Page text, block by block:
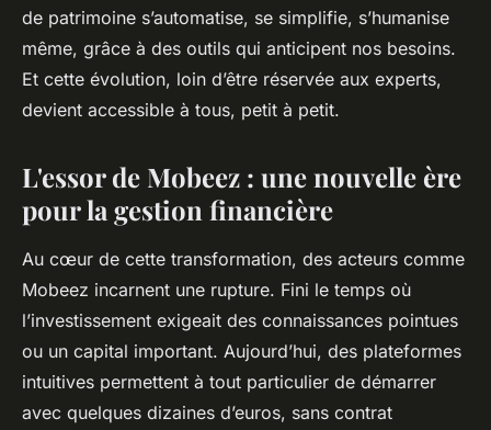
de patrimoine s’automatise, se simplifie, s’humanise
même, grâce à des outils qui anticipent nos besoins.
Et cette évolution, loin d’être réservée aux experts,
devient accessible à tous, petit à petit.
L'essor de Mobeez : une nouvelle ère
pour la gestion financière
Au cœur de cette transformation, des acteurs comme
Mobeez incarnent une rupture. Fini le temps où
l’investissement exigeait des connaissances pointues
ou un capital important. Aujourd’hui, des plateformes
intuitives permettent à tout particulier de démarrer
avec quelques dizaines d’euros, sans contrat